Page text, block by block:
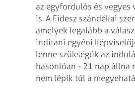
az egyfordulós és
is. A Fidesz szándékai
amelyek legalább a
indítani egyéni
lenne szükségük az
hasonlóan - 21 nap állna
nem lépik túl a